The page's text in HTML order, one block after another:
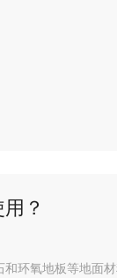
？
环氧地板等地面